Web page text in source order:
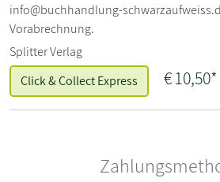
info@buchhandlung-
Vorabrechnung.
Splitter Verlag
Click & Collect Express
€10,50*